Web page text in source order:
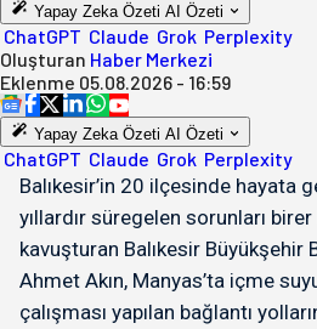
Yapay Zeka Özeti AI Özeti
ChatGPT Claude Grok Perplexity
Oluşturan Haber Merkezi
Eklenme 05.08.2026 - 16:59
Yapay Zeka Özeti AI Özeti
ChatGPT Claude Grok Perplexity
Balıkesir’in 20 ilçesinde hayata
yıllardır süregelen sorunları
kavuşturan Balıkesir Büyükşehir
Ahmet Akın, Manyas’ta içme
çalışması yapılan bağlantı